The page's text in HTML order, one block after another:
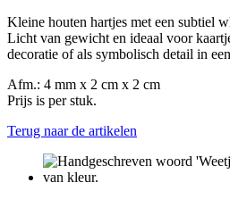
Kleine houten hartjes met een subtiel
Licht van gewicht en ideaal voor
decoratie of als symbolisch detail in
Afm.: 4 mm x 2 cm x 2 cm
Prijs is per stuk.
Terug naar de artikelen